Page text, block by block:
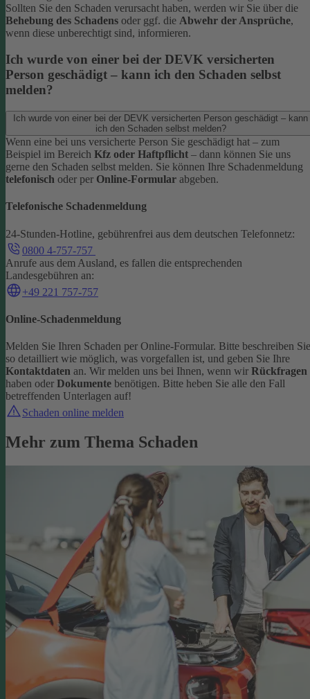
Sollten Sie den Schaden verursacht haben, werden wir Sie über die
Behebung des Schadens oder ggf. die Abwehr der Ansprüche,
wenn diese unberechtigt sind, informieren.
Ich wurde von einer bei der DEVK versicherten
Person geschädigt – kann ich den Schaden selbst
melden?
Ich wurde von einer bei der DEVK versicherten Person geschädigt – kann
ich den Schaden selbst melden?
Wenn eine bei uns versicherte Person Sie geschädigt hat – zum
Beispiel im Bereich Kfz oder Haftpflicht – dann können Sie uns
gerne den Schaden selbst melden. Sie können Ihre Schadenmeldung
telefonisch oder per Online-Formular abgeben.
Telefonische Schadenmeldung
24-Stunden-Hotline, gebührenfrei aus dem deutschen Telefonnetz:
0800 4-757-757
Anrufe aus dem Ausland, es fallen die entsprechenden
Landesgebühren an:
+49 221 757-757
Online-Schadenmeldung
Melden Sie Ihren Schaden per Online-Formular. Bitte beschreiben Sie
so detailliert wie möglich, was vorgefallen ist, und geben Sie Ihre
Kontaktdaten an. Wir melden uns bei Ihnen, wenn wir Rückfragen
haben oder Dokumente benötigen. Bitte heben Sie alle den Fall
betreffenden Unterlagen auf!
Schaden online melden
Mehr zum Thema Schaden